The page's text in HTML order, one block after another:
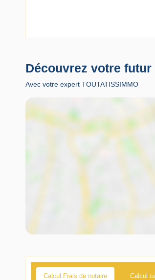
Découvrez votre
Avec votre expert TOUTATISSIMMO
Calcul Frais de notaire Calcul